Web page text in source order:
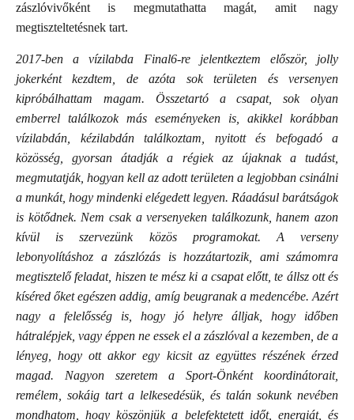
zászlóvivőként is megmutathatta magát, amit nagy
megtiszteltetésnek tart.
2017-ben a vízilabda Final6-re jelentkeztem először, jolly
jokerként kezdtem, de azóta sok területen és versenyen
kipróbálhattam magam. Összetartó a csapat, sok olyan
emberrel találkozok más eseményeken is, akikkel korábban
vízilabdán, kézilabdán találkoztam, nyitott és befogadó a
közösség, gyorsan átadják a régiek az újaknak a tudást,
megmutatják, hogyan kell az adott területen a legjobban csinálni
a munkát, hogy mindenki elégedett legyen. Ráadásul barátságok
is kötődnek. Nem csak a versenyeken találkozunk, hanem azon
kívül is szervezünk közös programokat. A verseny
lebonyolításhoz a zászlózás is hozzátartozik, ami számomra
megtisztelő feladat, hiszen te mész ki a csapat előtt, te állsz ott és
kíséred őket egészen addig, amíg beugranak a medencébe. Azért
nagy a felelősség is, hogy jó helyre álljak, hogy időben
hátralépjek, vagy éppen ne essek el a zászlóval a kezemben, de a
lényeg, hogy ott akkor egy kicsit az együttes részének érzed
magad. Nagyon szeretem a Sport-Önként koordinátorait,
remélem, sokáig tart a lelkesedésük, és talán sokunk nevében
mondhatom, hogy köszönjük a belefektetett időt, energiát, és